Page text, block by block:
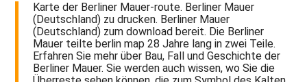
Karte der Berliner Mauer-route. Berliner Mauer
(Deutschland) zu drucken. Berliner Mauer
(Deutschland) zum download bereit. Die Berliner
Mauer teilte berlin map 28 Jahre lang in zwei Teile.
Erfahren Sie mehr über Bau, Fall und Geschichte der
Berliner Mauer. Sie werden auch wissen, wo Sie die